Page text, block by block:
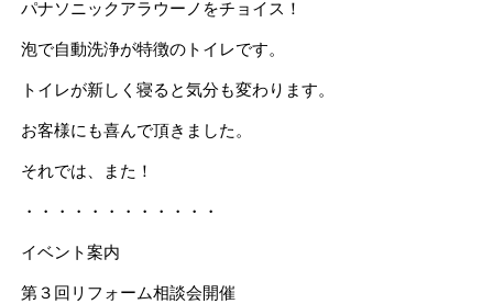
パナソニックアラウーノをチョイス！
泡で自動洗浄が特徴のトイレです。
トイレが新しく寝ると気分も変わります。
お客様にも喜んで頂きました。
それでは、また！
・・・・・・・・・・・・
イベント案内
第３回リフォーム相談会開催